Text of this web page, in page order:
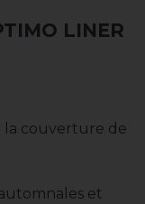
LINER
la couverture de
et